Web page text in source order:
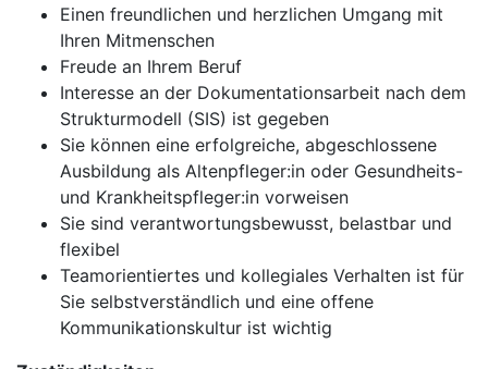
Einen freundlichen und herzlichen Umgang mit
Ihren Mitmenschen
Freude an Ihrem Beruf
Interesse an der Dokumentationsarbeit nach dem
Strukturmodell (SIS) ist gegeben
Sie können eine erfolgreiche, abgeschlossene
Ausbildung als Altenpfleger:in oder Gesundheits-
und Krankheitspfleger:in vorweisen
Sie sind verantwortungsbewusst, belastbar und
flexibel
Teamorientiertes und kollegiales Verhalten ist für
Sie selbstverständlich und eine offene
Kommunikationskultur ist wichtig